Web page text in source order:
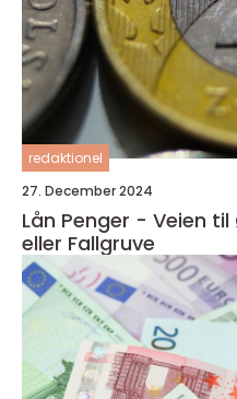
redaktionel
27. December 2024
Lån Penger - Veien
eller Fallgruve